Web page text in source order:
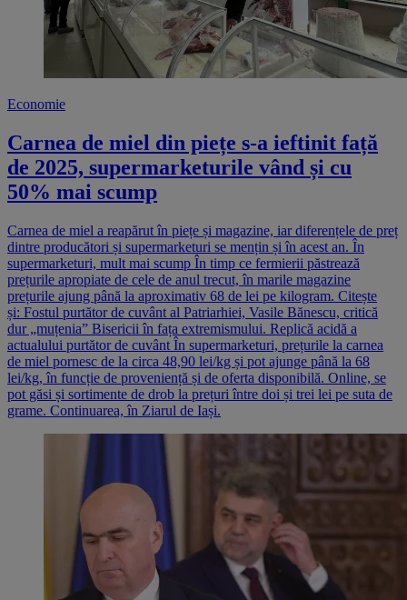
Economie
Carnea de miel din piețe s-a ieftinit față
de 2025, supermarketurile vând și cu
50% mai scump
Carnea de miel a reapărut în piețe și magazine, iar diferențele de preț
dintre producători și supermarketuri se mențin și în acest an. În
supermarketuri, mult mai scump În timp ce fermierii păstrează
prețurile apropiate de cele de anul trecut, în marile magazine
prețurile ajung până la aproximativ 68 de lei pe kilogram. Citește
și: Fostul purtător de cuvânt al Patriarhiei, Vasile Bănescu, critică
dur „muțenia” Bisericii în fața extremismului. Replică acidă a
actualului purtător de cuvânt În supermarketuri, prețurile la carnea
de miel pornesc de la circa 48,90 lei/kg și pot ajunge până la 68
lei/kg, în funcție de proveniență și de oferta disponibilă. Online, se
pot găsi și sortimente de drob la prețuri între doi și trei lei pe suta de
grame. Continuarea, în Ziarul de Iași.